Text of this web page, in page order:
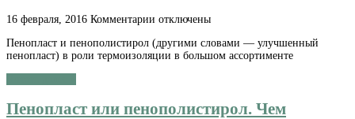
16 февраля, 2016 Комментарии к
Пенопласт
или
гораздо
отключены
Пенопласт и пенополистирол (другими словами — улучшенный
пенопласт) в роли термоизоляции в большом ассортименте
Пенопласт или пенополистирол. Чем